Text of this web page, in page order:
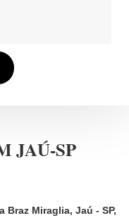
JAÚ-SP
Braz Miraglia, Jaú - SP,